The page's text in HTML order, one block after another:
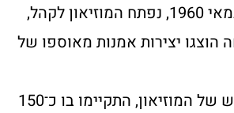
ביום רביעי, 25 במאי 1960, נפתח המוזיאון לקהל,
הוצגו יצירות אמנות מאוספו של
מאז חנוכתו מחדש של המוזיאון, התקיימו בו כ־150